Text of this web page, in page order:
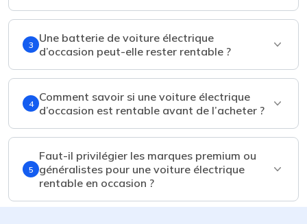
3
Une batterie de voiture électrique
d’occasion peut-elle rester rentable ?
4
Comment savoir si une voiture électrique
d’occasion est rentable avant de l’acheter ?
5
Faut-il privilégier les marques premium ou
généralistes pour une voiture électrique
rentable en occasion ?